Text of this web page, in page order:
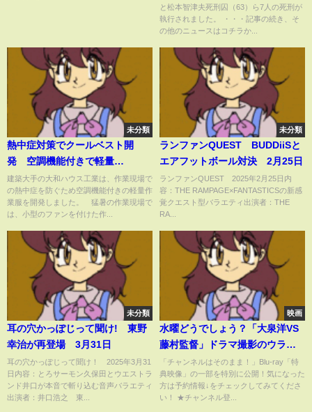
と松本智津夫死刑囚（63）ら7人の死刑が
執行されました。 ・・・記事の続き、そ
の他のニュースはコチラか...
未分類
熱中症対策でクールベスト開
発 空調機能付きで軽量
(15/08/10)
建築大手の大和ハウス工業は、作業現場で
の熱中症を防ぐため空調機能付きの軽量作
業服を開発しました。 猛暑の作業現場で
は、小型のファンを付けた作...
未分類
ランファンQUEST BUDDiiSと
エアフットボール対決 2月25日
ランファンQUEST 2025年2月25日内
容：THE RAMPAGE×FANTASTICSの新感
覚クエスト型バラエティ出演者：THE
RA...
未分類
耳の穴かっぽじって聞け! 東野
幸治が再登場 3月31日
耳の穴かっぽじって聞け！ 2025年3月31
日内容：とろサーモン久保田とウエストラ
ンド井口が本音で斬り込む音声バラエティ
出演者：井口浩之 東...
映画
水曜どうでしょう？「大泉洋VS
藤村監督」ドラマ撮影のウラ側
【チャンネルはそのまま！】
「チャンネルはそのまま！」Blu-ray「特
典映像」の一部を特別に公開！気になった
方は予約情報↓をチェックしてみてくださ
い！ ★チャンネル登...